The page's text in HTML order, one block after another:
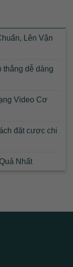
Lên Vận
thắng dễ dàng
Video Cơ
đặt cược chi
Nhất